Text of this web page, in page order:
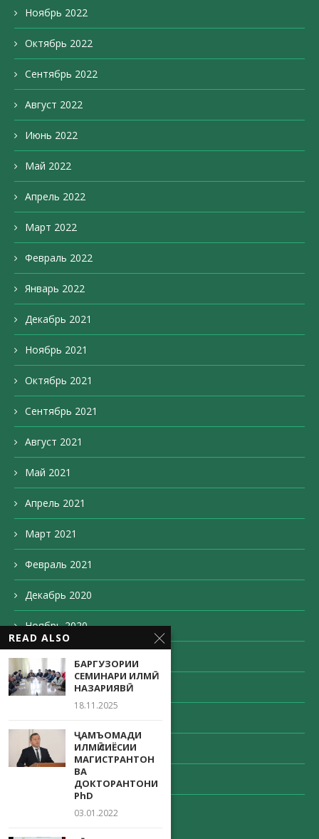
Ноябрь 2022
Октябрь 2022
Сентябрь 2022
Август 2022
Июнь 2022
Май 2022
Апрель 2022
Март 2022
Февраль 2022
Январь 2022
Декабрь 2021
Ноябрь 2021
Октябрь 2021
Сентябрь 2021
Август 2021
Май 2021
Апрель 2021
Март 2021
Февраль 2021
Декабрь 2020
Ноябрь 2020
Октябрь 2020
Сентябрь 2020
Май 2020
Апрель 2020
Декабрь 203
READ ALSO
БАРГУЗОРИИ
СЕМИНАРИ ИЛМӢ-
НАЗАРИЯВӢ
18.11.2025
ҶАМЪОМАДИ
ИЛМӢ СИЁСИИ
МАГИСТРАНТОН
ВА
ДОКТОРАНТОНИ
PhD
03.01.2022